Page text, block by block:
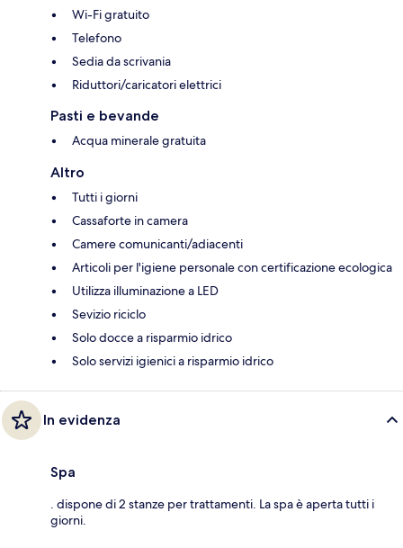
Wi-Fi gratuito
Telefono
Sedia da scrivania
Riduttori/caricatori elettrici
Pasti e bevande
Acqua minerale gratuita
Altro
Tutti i giorni
Cassaforte in camera
Camere comunicanti/adiacenti
Articoli per l'igiene personale con certificazione ecologica
Utilizza illuminazione a LED
Sevizio riciclo
Solo docce a risparmio idrico
Solo servizi igienici a risparmio idrico
In evidenza
Spa
. dispone di 2 stanze per trattamenti. La spa è aperta tutti i
giorni.